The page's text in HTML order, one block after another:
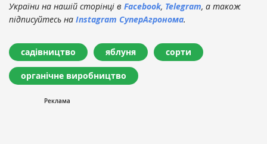
України на нашій сторінці в Facebook, Telegram, а також
підписуйтесь на Instagram СуперАгронома.
садівництво яблуня сорти
органічне виробництво